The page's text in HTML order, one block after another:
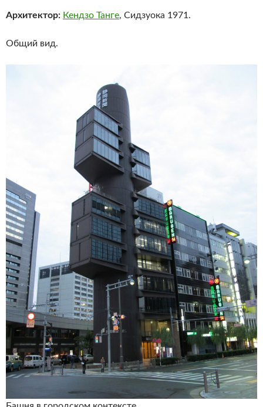
Архитектор: Кендзо Танге, Сидзуока 1971.
Общий вид.